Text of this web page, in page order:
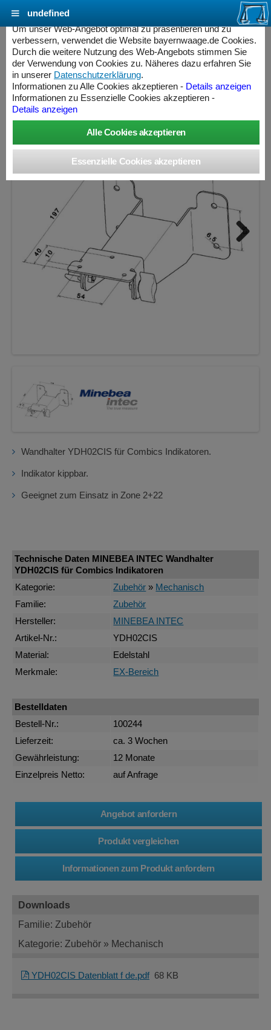
MINEBEA INTEC Wandhalter YDH02CIS für
Combics Indikatoren
Next
Wandhalter YDH02CIS für Combics Indikatoren.
Indikator kippbar.
Geeignet zum Einsatz in Zone 2+22
Technische Daten MINEBEA INTEC Wandhalter
YDH02CIS für Combics Indikatoren
Kategorie:
Zubehör » Mechanisch
Familie:
Zubehör
Hersteller:
MINEBEA INTEC
Artikel-Nr.:
YDH02CIS
Material:
Edelstahl
Merkmale:
EX-Bereich
Bestelldaten
Bestell-Nr.:
100244
Lieferzeit:
ca. 3 Wochen
Gewährleistung:
12 Monate
Einzelpreis Netto:
auf Anfrage
Downloads
Familie: Zubehör
Kategorie: Zubehör » Mechanisch
YDH02CIS Datenblatt f de.pdf 68 KB
Cookie Einstellungen - bayernwaage.de
Um unser Web-Angebot optimal zu präsentieren und zu
verbessern, verwendet die Website bayernwaage.de Cookies.
Durch die weitere Nutzung des Web-Angebots stimmen Sie
der Verwendung von Cookies zu. Näheres dazu erfahren Sie
in unserer Datenschutzerklärung.
Informationen zu Alle Cookies akzeptieren - Details anzeigen
Informationen zu Essenzielle Cookies akzeptieren -
Details anzeigen
undefined
Controller